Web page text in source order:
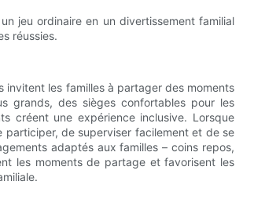
jeu ordinaire en un divertissement familial
réussies.
invitent les familles à partager des moments
grands, des sièges confortables pour les
créent une expérience inclusive. Lorsque
de superviser facilement et de se
adaptés aux familles – coins repos,
les moments de partage et favorisent les